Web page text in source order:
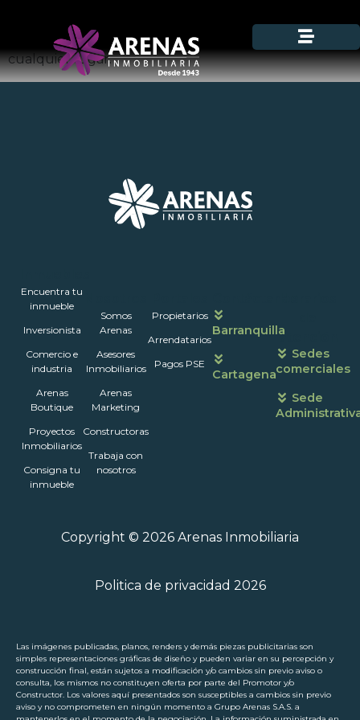
Ahora podrás firmas contratos y promesas desde
cualquier lugar.
Encuentra tu
inmueble
Inversionista
Comercio e
industria
Arenas
Boutique
Proyectos
Inmobiliarios
Consigna tu
inmueble
Somos
Arenas
Asesores
Inmobiliarios
Arenas
Marketing
Constructoras
Trabaja con
nosotros
Propietarios
Arrendatarios
Pagos PSE
Barranquilla
Cartagena
atención
Sedes
comerciales
Sede
Copyright © 2026 Arenas Inmobiliaria
Politica de privacidad 2026
Las imágenes publicadas, planos, renders y demás piezas publicitarias son
simples representaciones gráficas de diseño y pueden variar en su percepción y
construcción final, están sujetos a modificación y/o cambios sin previo aviso o
consulta, los mismos no constituyen oferta por parte del Promotor y/o
Constructor. Los valores aquí presentados son susceptibles a cambios sin previo
aviso y no comprometen en ningún momento a Grupo Arenas S.A.S. a